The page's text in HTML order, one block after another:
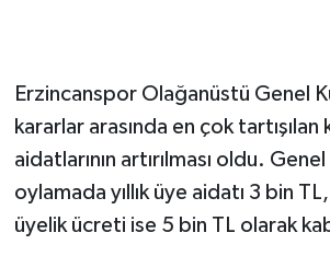
Erzincanspor Olağanüstü Genel
kararlar arasında en çok tartışılan
aidatlarının artırılması oldu.
oylamada yıllık üye aidatı 3 bin
üyelik ücreti ise 5 bin TL olarak
GENEL
GÜNDEM